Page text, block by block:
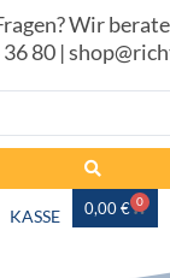
Wir
80 |
KASSE 0,00€ 0